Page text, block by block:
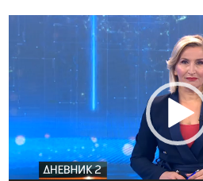
Video
Player